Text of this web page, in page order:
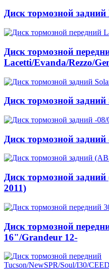
Диск тормозной
Диск тормозной
Lacetti/Evanda/Rezzo/
Диск тормозной задний
Диск тормозной задний
Диск тормозной
2011)
Диск тормозной
16"/Grandeur 12-